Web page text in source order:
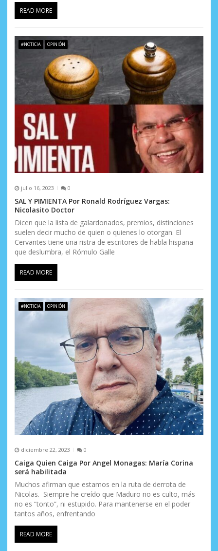
READ MORE
#NOTICIA OPINIÓN
julio 16, 2023 0
SAL Y PIMIENTA Por Ronald Rodríguez Vargas:
Nicolasito Doctor
Dicen que la lista de galardonados, premios, distinciones
suelen decir mucho de quien o quienes lo otorgan. El
Cervantes tiene una ristra de escritores de habla hispana
que deslumbra, el Rómulo Galle
READ MORE
#NOTICIA OPINIÓN
diciembre 22, 2023 0
Caiga Quien Caiga Por Angel Monagas: María Corina
será habilitada
Muchos afirman que estamos en la ruta de derrota de
Nicolas. Siempre he creído que Maduro no es culto, más
no es “tonto”, ni estupido. Para mantenerse en el poder
tantos años, enfrentando
READ MORE